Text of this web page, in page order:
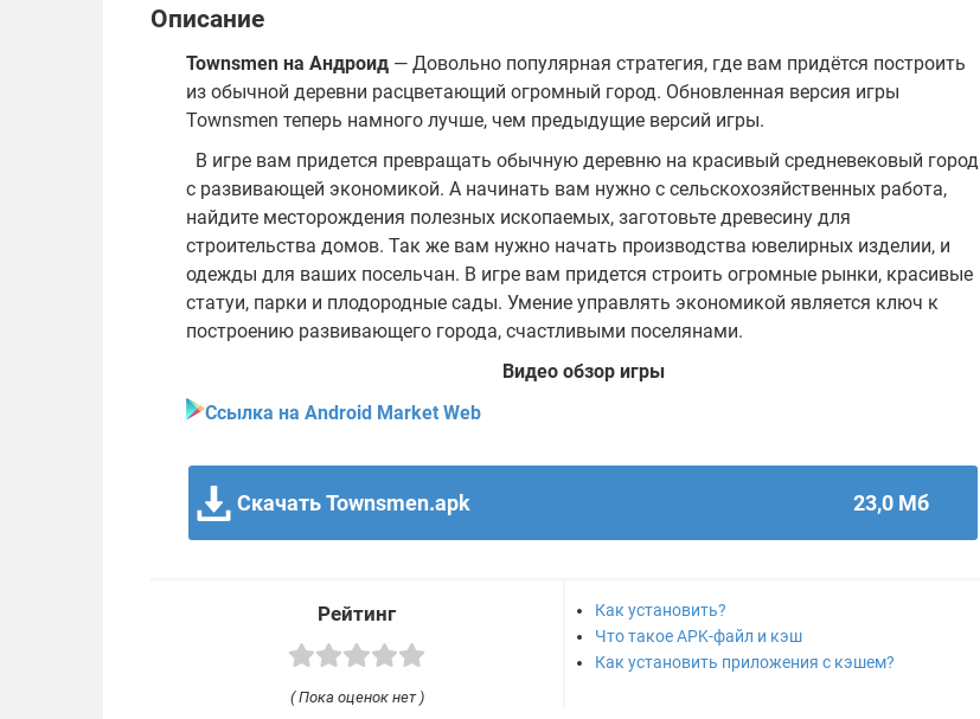
Описание
Townsmen на Андроид — Довольно популярная стратегия, где вам придётся построить
из обычной деревни расцветающий огромный город. Обновленная версия игры
Townsmen теперь намного лучше, чем предыдущие версий игры.
В игре вам придется превращать обычную деревню на красивый средневековый город
с развивающей экономикой. А начинать вам нужно с сельскохозяйственных работа,
найдите месторождения полезных ископаемых, заготовьте древесину для
строительства домов. Так же вам нужно начать производства ювелирных изделии, и
одежды для ваших посельчан. В игре вам придется строить огромные рынки, красивые
статуи, парки и плодородные сады. Умение управлять экономикой является ключ к
построению развивающего города, счастливыми поселянами.
Видео обзор игры
Ссылка на Android Market Web
Скачать Townsmen.apk 23,0 Мб
Рейтинг
( Пока оценок нет )
Как установить?
Что такое APK-файл и кэш
Как установить приложения с кэшем?